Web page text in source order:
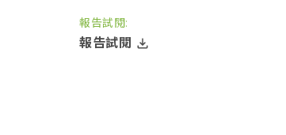
報告試閱:
報告試閱